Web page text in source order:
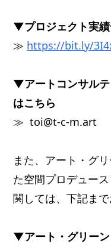
▼プロジェクト実
≫ https://bit.ly/
▼アートコンサル
はこちら
≫ toi@t-c-m.art
また、アート・グ
た空間プロデュー
関しては、下記まで
▼アート・グリー